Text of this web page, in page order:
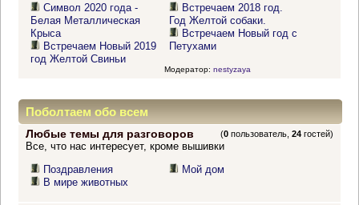
Символ 2020 года -
Белая Металлическая
Крыса
Встречаем Новый 2019
год Желтой Свиньи
Встречаем 2018 год.
Год Желтой собаки.
Встречаем Новый год с
Петухами
Модератор: nestyzaya
Поболтаем обо всем
Любые темы для разговоров (0 пользователь,24 гостей)
Все, что нас интересует, кроме вышивки
Поздравления
В мире животных
Мой дом